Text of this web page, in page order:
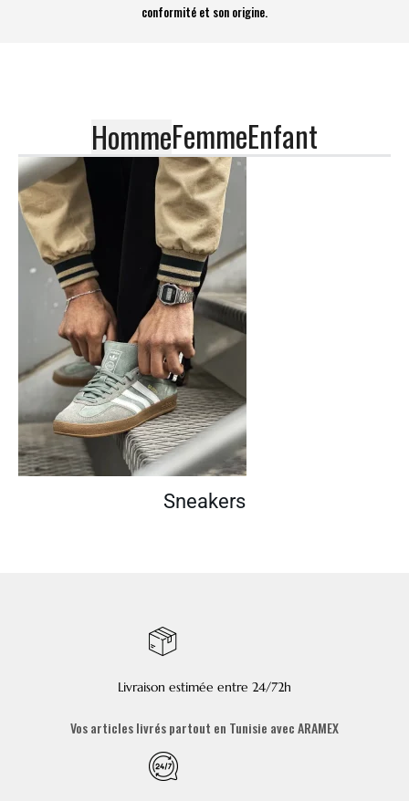
conformité et son origine.
HommeFemmeEnfant
Sneakers
Livraison estimée entre 24/72h
Vos articles livrés partout en Tunisie avec ARAMEX